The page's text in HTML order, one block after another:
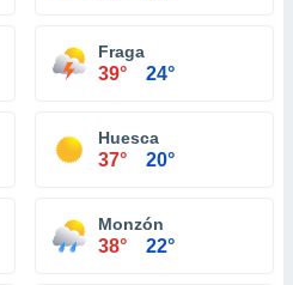
Fraga
39° 24°
Huesca
37° 20°
Monzón
38° 22°